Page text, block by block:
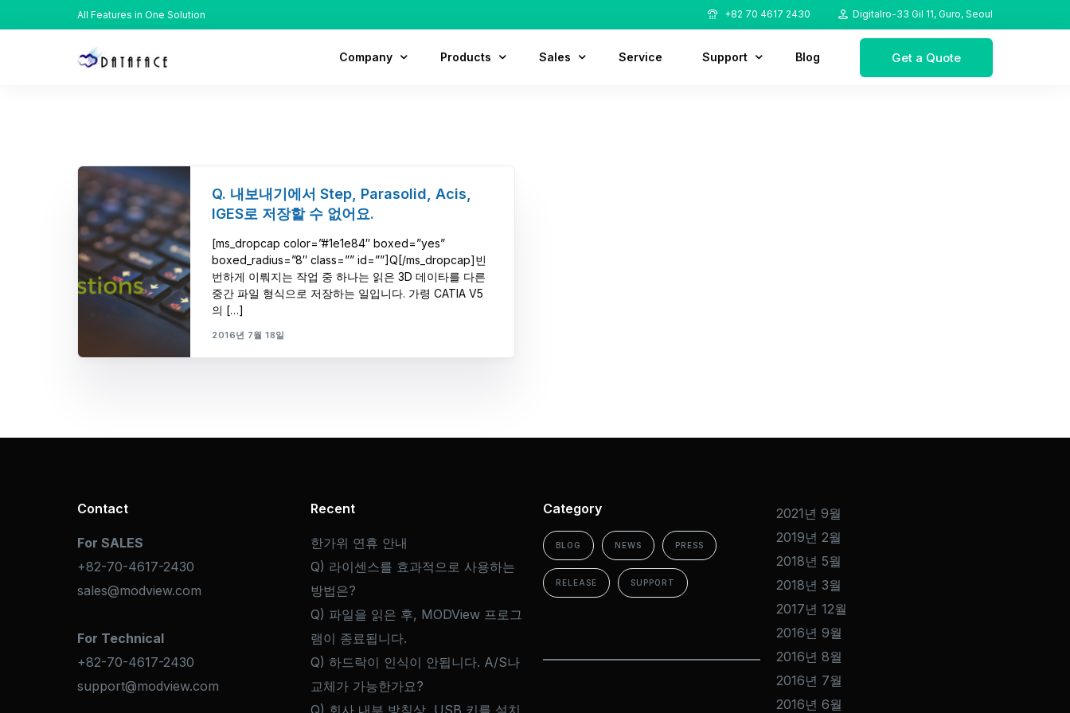
All Features in One Solution +82 70 4617 2430 Digitalro-33 Gil 11, Guro, Seoul
Company
Recruit
Products
MODView Pro Plus
Sales Service Support Blog Get a Quote
Q. 내보내기에서 Step, Parasolid, Acis,
IGES로 저장할 수 없어요.
[ms_dropcap color=”#1e1e84″ boxed=”yes”
boxed_radius=”8″ class=”” id=””]Q[/ms_dropcap]빈
번하게 이뤄지는 작업 중 하나는 읽은 3D 데이타를 다른
중간 파일 형식으로 저장하는 일입니다. 가령 CATIA V5
의 […]
2016년 7월 18일
Contact
For SALES
+82-70-4617-2430
sales@modview.com
For Technical
+82-70-4617-2430
support@modview.com
Recent
한가위 연휴 안내
Q) 라이센스를 효과적으로 사용하는
방법은?
Q) 파일을 읽은 후, MODView 프로그
램이 종료됩니다.
Q) 하드락이 인식이 안됩니다. A/S나
교체가 가능한가요?
Q) 회사 내부 방침상, USB 키를 설치
Category
BLOG NEWS PRESS
RELEASE SUPPORT
2021년 9월
2019년 2월
2018년 5월
2018년 3월
2017년 12월
2016년 9월
2016년 8월
2016년 7월
2016년 6월